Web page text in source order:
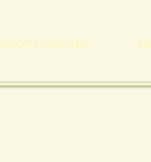
SHOP FOR LADY